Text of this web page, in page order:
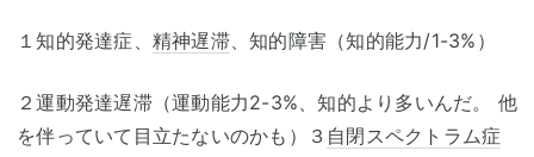
１知的発達症、 精神遅滞、知的障害（知的能力/1-3%）
２運動発達遅滞（運動能力2-3%、知的より多いんだ。 他
を伴っていて目立たないのかも）３ 自閉スペクトラム症